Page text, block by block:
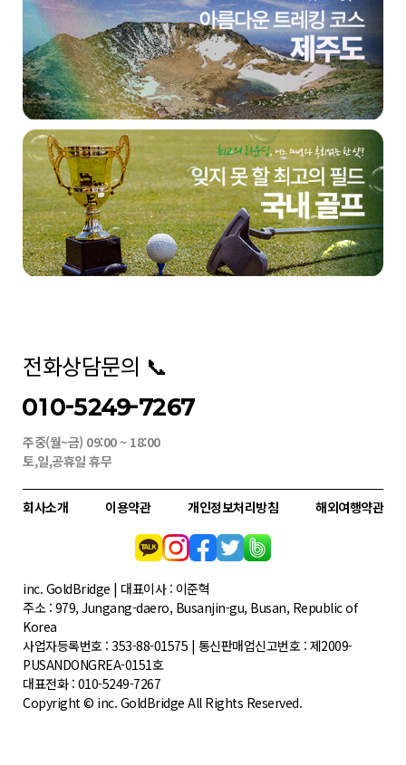
전화상담문의 📞
010-5249-7267
주중(월~금) 09:00 ~ 18:00
토,일,공휴일 휴무
회사소개 이용약관 개인정보처리방침 해외여행약관
inc. GoldBridge | 대표이사 : 이준혁
주소 : 979, Jungang-daero, Busanjin-gu, Busan, Republic of
Korea
사업자등록번호 : 353-88-01575 | 통신판매업신고번호 : 제2009-
PUSANDONGREA-0151호
대표전화 : 010-5249-7267
Copyright © inc. GoldBridge All Rights Reserved.